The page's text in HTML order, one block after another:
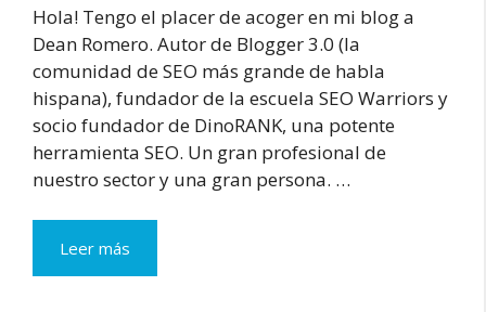
Hola! Tengo el placer de acoger en mi blog a
Dean Romero. Autor de Blogger 3.0 (la
comunidad de SEO más grande de habla
hispana), fundador de la escuela SEO Warriors y
socio fundador de DinoRANK, una potente
herramienta SEO. Un gran profesional de
nuestro sector y una gran persona. …
Leer más
básicos